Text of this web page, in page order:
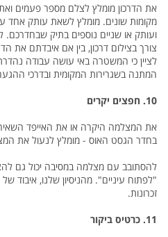
את הדרכון מומלץ לצלם מספר פעמים
מקומות שונים. מומלץ לשאת עותק אחד
ועותק או שניים נוספים בתיק
צורך בצילום דרכון, בין אם איבדתם את
לציין כי המשטרה באי עושה עבודה
המתנה בשגרירות המקומית ובדרכי
10. חפצים יקרים
את המצלמה היקרה או את האייפד
בחדר הגסט האוס - מומלץ לנעול את
להסתובב עם מצלמה במסיבה יכול גם
"לפתוח עיניים". מהניסיון שלנו,
זכרונות.
11. כרטיס ביקור